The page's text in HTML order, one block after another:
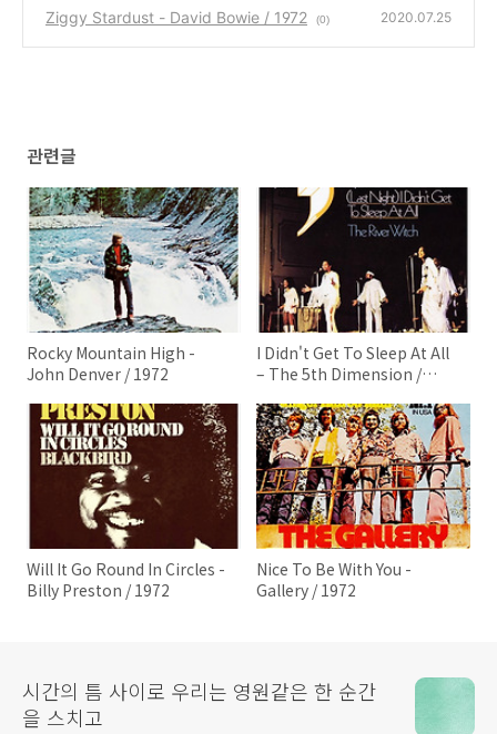
Ziggy Stardust - David Bowie / 1972 (0) 2020.07.25
관련글
Rocky Mountain High -
John Denver / 1972
I Didn't Get To Sleep At All
– The 5th Dimension /
Will It Go Round In Circles -
Billy Preston / 1972
Nice To Be With You -
Gallery / 1972
시간의 틈 사이로 우리는 영원같은 한 순간
을 스치고